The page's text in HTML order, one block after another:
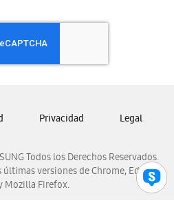
Honduras
Nicaragua
Panamá
Venezuela
Todos los Derechos Reservados.
versiones de Chrome, Edge,
Mozilla Firefox.
Privacidad Legal